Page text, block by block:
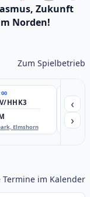
Zukunft
Norden!
Zum Spielbetrieb
HHK3
Elmshorn
‹
›
Termine im Kalender